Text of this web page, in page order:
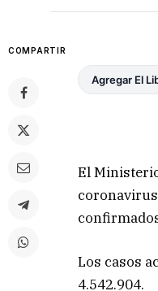
COMPARTIR
Agregar El
El
coronavirus
Los casos
4.542.904.